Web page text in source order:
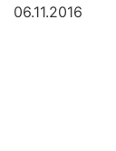
06.11.2016